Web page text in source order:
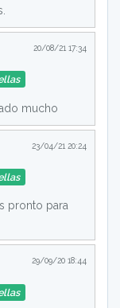
20/08/21 17:34
mucho
23/04/21 20:24
pronto para
29/09/20 18:44